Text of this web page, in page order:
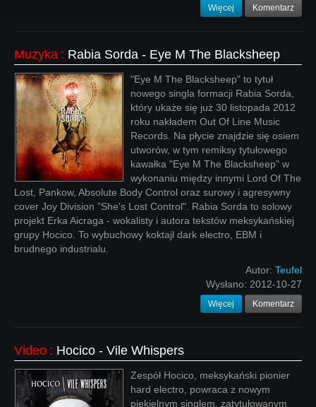
Więcej Komentarz
Muzyka : Rabia Sorda - Eye M The Blacksheep
"Eye M The Blacksheep" to tytuł
nowego singla formacji Rabia Sorda,
który ukaże się już 30 listopada 2012
roku nakładem Out Of Line Music
Records. Na płycie znajdzie się osiem
utworów, w tym remiksy tytułowego
kawałka "Eye M The Blacksheep" w
wykonaniu między innymi Lord Of The
Lost, Pankow, Absolute Body Control oraz surowy i agresywny
cover Joy Division "She's Lost Control". Rabia Sorda to solowy
projekt Erka Aicraga - wokalisty i autora tekstów meksykańskiej
grupy Hocico. To wybuchowy koktajl dark electro, EBM i
brudnego industrialu.
Autor: Teufel
Wysłano: 2012-10-27
Więcej Komentarz
Video : Hocico - Vile Whispers
Zespół Hocico, meksykański pionier
hard electro, powraca z nowym
piekielnym singlem, zatytułowanym